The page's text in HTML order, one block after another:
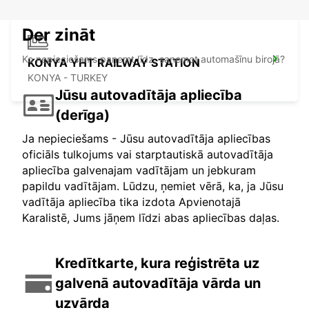
KONYA YHT RAILWAY STATION
KONYA - TURKEY
Der zināt
Ko nepieciešams paņemt līdz, saņemot automašīnu birojā?
Jūsu autovadītāja apliecība
(derīga)
Ja nepieciešams - Jūsu autovadītāja apliecības
oficiāls tulkojums vai starptautiskā autovadītāja
apliecība galvenajam vadītājam un jebkuram
papildu vadītājam. Lūdzu, ņemiet vērā, ka, ja Jūsu
vadītāja apliecība tika izdota Apvienotajā
Karalistē, Jums jāņem līdzi abas apliecības daļas.
Kredītkarte, kura reģistrēta uz
galvenā autovadītāja vārda un
uzvārda